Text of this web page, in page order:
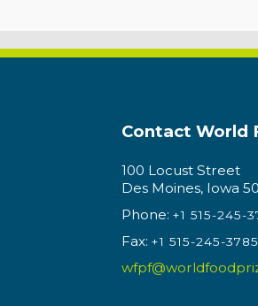
Contact World
100 Locust Street
Des Moines, Iowa
Phone: +1 515-245-
Fax: +1 515-245-3785